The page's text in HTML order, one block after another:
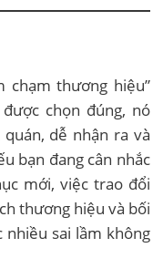
chạm thương hiệu”
chọn đúng, nó
dễ nhận ra và
bạn đang cân nhắc
mới, việc trao đổi
thương hiệu và bối
sai lầm không